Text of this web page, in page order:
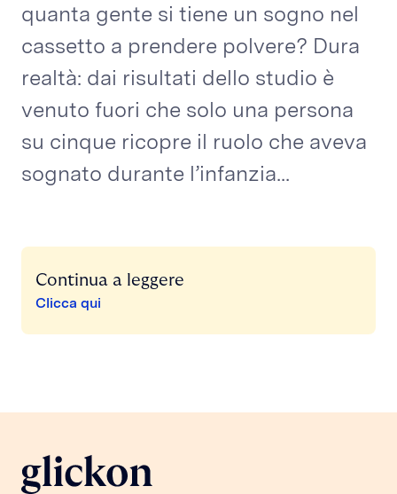
quanta gente si tiene un sogno nel
cassetto a prendere polvere? Dura
realtà: dai risultati dello studio è
venuto fuori che solo una persona
su cinque ricopre il ruolo che aveva
sognato durante l’infanzia...
Continua a leggere
Clicca qui